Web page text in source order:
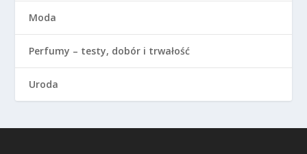
Moda
Perfumy – testy, dobór i trwałość
Uroda